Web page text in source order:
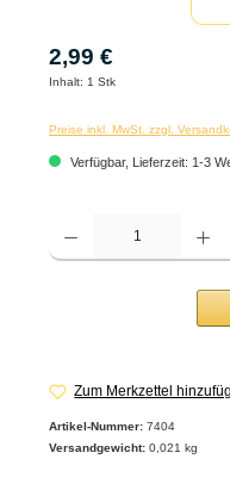
2,99 €
Inhalt: 1 Stk
Preise inkl. MwSt. zzgl.
Verfügbar, Lieferzeit: 1-3
Produkt Anzahl: Gib den
Zum Merkzettel
Artikel-Nummer: 7404
Versandgewicht: 0,021 kg